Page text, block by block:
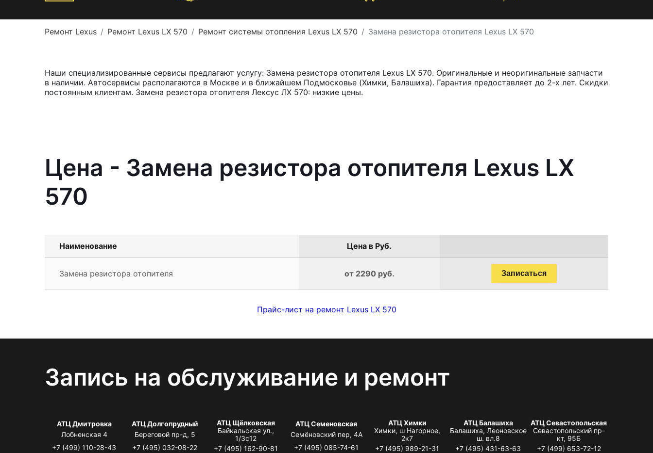
Ремонт Lexus Ремонт Lexus LX 570 Ремонт системы отопления Lexus LX 570 Замена резистора отопителя Lexus LX 570
Наши специализированные сервисы предлагают услугу: Замена резистора отопителя Lexus LX 570. Оригинальные и неоригинальные запчасти
в наличии. Автосервисы располагаются в Москве и в ближайшем Подмосковье (Химки, Балашиха). Гарантия предоставляет до 2-х лет. Скидки
постоянным клиентам. Замена резистора отопителя Лексус ЛХ 570: низкие цены.
Цена - Замена резистора отопителя Lexus LX
570
Наименование Цена в Руб.
Замена резистора отопителя от 2290 руб. Записаться
Прайс-лист на ремонт Lexus LX 570
Запись на обслуживание и ремонт
АТЦ Дмитровка
Лобненская 4
+7 (499) 110-28-43
АТЦ Долгопрудный
Береговой пр-д, 5
+7 (495) 032-08-22
АТЦ Щёлковская
Байкальская ул.,
1/3с12
+7 (495) 162-90-81
АТЦ Семеновская
Семёновский пер, 4А
+7 (495) 085-74-61
АТЦ Химки
Химки, ш Нагорное,
2к7
+7 (495) 989-21-31
АТЦ Балашиха
Балашиха, Леоновское
ш. вл.8
+7 (495) 431-63-63
АТЦ Севастопольская
Севастопольский пр-
кт, 95Б
+7 (499) 653-72-12